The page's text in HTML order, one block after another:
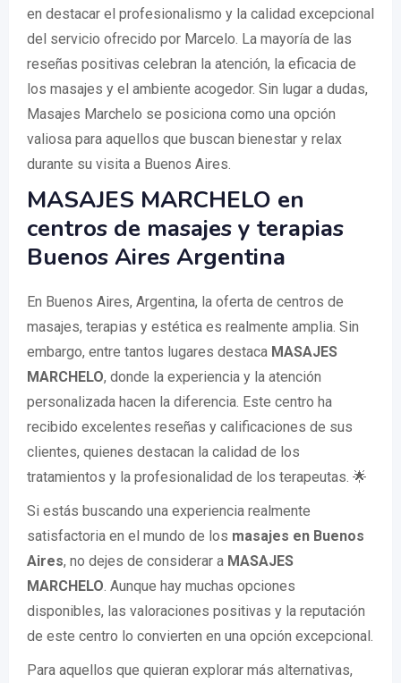
en destacar el profesionalismo y la calidad excepcional
del servicio ofrecido por Marcelo. La mayoría de las
reseñas positivas celebran la atención, la eficacia de
los masajes y el ambiente acogedor. Sin lugar a dudas,
Masajes Marchelo se posiciona como una opción
valiosa para aquellos que buscan bienestar y relax
durante su visita a Buenos Aires.
MASAJES MARCHELO en
centros de masajes y terapias
Buenos Aires Argentina
En Buenos Aires, Argentina, la oferta de centros de
masajes, terapias y estética es realmente amplia. Sin
embargo, entre tantos lugares destaca MASAJES
MARCHELO, donde la experiencia y la atención
personalizada hacen la diferencia. Este centro ha
recibido excelentes reseñas y calificaciones de sus
clientes, quienes destacan la calidad de los
tratamientos y la profesionalidad de los terapeutas. 🌟
Si estás buscando una experiencia realmente
satisfactoria en el mundo de los masajes en Buenos
Aires, no dejes de considerar a MASAJES
MARCHELO. Aunque hay muchas opciones
disponibles, las valoraciones positivas y la reputación
de este centro lo convierten en una opción excepcional.
Para aquellos que quieran explorar más alternativas,